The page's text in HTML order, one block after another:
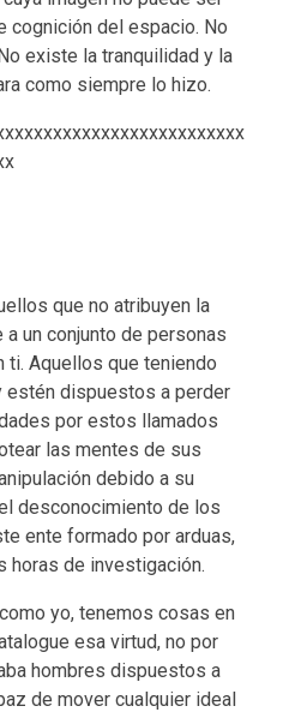
cognición del espacio. No
existe la tranquilidad y la
como siempre lo hizo.
que no atribuyen la
un conjunto de personas
ti. Aquellos que teniendo
estén dispuestos a perder
por estos llamados
las mentes de sus
debido a su
desconocimiento de los
ente formado por arduas,
horas de investigación.
yo, tenemos cosas en
esa virtud, no por
hombres dispuestos a
de mover cualquier ideal